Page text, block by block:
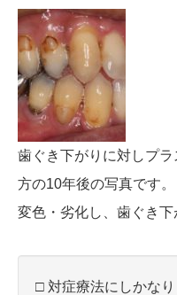
歯ぐき下がりに対しプ
方の10年後の写真です。
変色・劣化し、歯ぐき下
□ 対症療法にしかな